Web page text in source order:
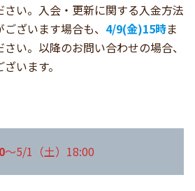
い。入会・更新に関する入金方法
ざいます場合も、 4/9(金)15時ま
い。以降のお問い合わせの場合、
います。
～5/1（土）18:00